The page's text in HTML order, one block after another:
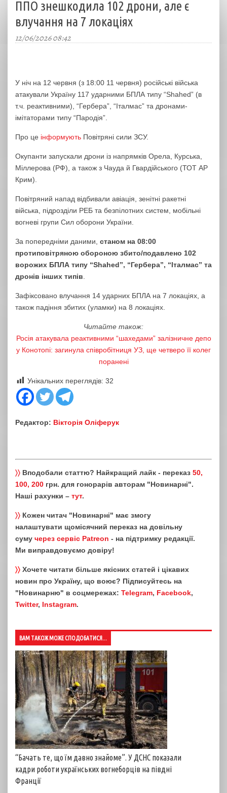
ППО знешкодила 102 дрони, але є
влучання на 7 локаціях
12/06/2026 08:42
У ніч на 12 червня (з 18:00 11 червня) російські війська
атакували Україну 117 ударними БПЛА типу “Shahed” (в
т.ч. реактивними), “Гербера”, “Італмас” та дронами-
імітаторами типу “Пародія”.
Про це інформують Повітряні сили ЗСУ.
Окупанти запускали дрони із напрямків Орела, Курська,
Міллерова (РФ), а також з Чауда й Гвардійського (ТОТ АР
Крим).
Повітряний напад відбивали авіація, зенітні ракетні
війська, підрозділи РЕБ та безпілотних систем, мобільні
вогневі групи Сил оборони України.
За попередніми даними, станом на 08:00
протиповітряною обороною збито/подавлено 102
ворожих БПЛА типу “Shahed”, “Гербера”, “Італмас” та
дронів інших типів
Зафіксовано влучання 14 ударних БПЛА на 7 локаціях, а
також падіння збитих (уламки) на 8 локаціях.
Читайте також:
Росія атакувала реактивними “шахедами” залізничне депо
у Конотопі: загинула співробітниця УЗ, ще четверо її колег
поранені
Унікальних переглядів: 32
Редактор: Вікторія Оліферук
〉〉 Вподобали статтю? Найкращий лайк - переказ 50,
100, 200 грн. для гонорарів авторам "Новинарні".
Наші рахунки – тут.
〉〉 Кожен читач "Новинарні" має змогу
налаштувати щомісячний переказ на довільну
суму через сервіс Patreon - на підтримку редакції.
Ми виправдовуємо довіру!
〉〉 Хочете читати більше якісних статей і цікавих
новин про Україну, що воює? Підписуйтесь на
"Новинарню" в соцмережах: Telegram, Facebook,
Twitter, Instagram.
ВАМ ТАКОЖ МОЖЕ СПОДОБАТИСЯ...
“Бачать те, що їм давно знайоме”. У ДСНС показали
кадри роботи українських вогнеборців на півдні
Франції